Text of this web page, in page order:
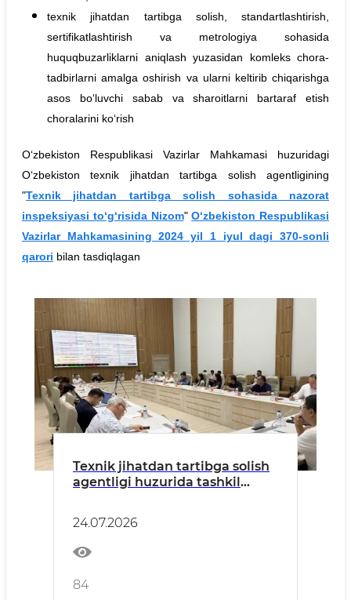
texnik jihatdan tartibga solish, standartlashtirish,
sertifikatlashtirish va metrologiya sohasida
huquqbuzarliklarni aniqlash yuzasidan komleks chora-
tadbirlarni amalga oshirish va ularni keltirib chiqarishga
asos bo‘luvchi sabab va sharoitlarni bartaraf etish
choralarini ko‘rish
O‘zbekiston Respublikasi Vazirlar Mahkamasi huzuridagi
O‘zbekiston texnik jihatdan tartibga solish agentligining
"Texnik jihatdan tartibga solish sohasida nazorat
inspeksiyasi to‘g‘risida Nizom"O‘zbekiston Respublikasi
Vazirlar Mahkamasining 2024 yil 1 iyul dagi 370-sonli
qarori bilan tasdiqlagan
Texnik jihatdan tartibga solish
agentligi huzurida tashkil
tadbirkorlarni qo‘llab-
quvvatlash klubi” doirasida
Bojxona qo‘mitasi va Bojxona
brokerlari uyushmasi bilan
hamkorlikda ochiq muloqot
24.07.2026
84